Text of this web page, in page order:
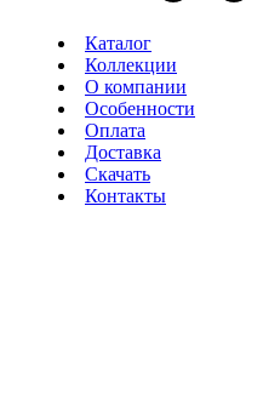
Каталог
Коллекции
О компании
Особенности
Оплата
Доставка
Скачать
Контакты